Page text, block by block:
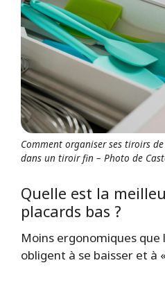
Comment organiser ses tiroirs
dans un tiroir fin – Photo de
Quelle est la
placards bas ?
Moins ergonomiques que
obligent à se baisser et à